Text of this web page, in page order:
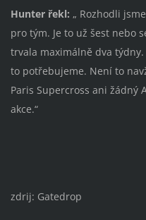
Hunter řekl: „ Rozhodli
pro tým. Je to už šest nebo
trvala maximálně dva
to potřebujeme. Není to
Paris Supercross ani žádný
akce.“
zdrij: Gatedrop